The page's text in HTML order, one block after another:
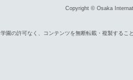
Copyright © Osaka
学園の許可なく、コンテンツを無断転載・複製するこ